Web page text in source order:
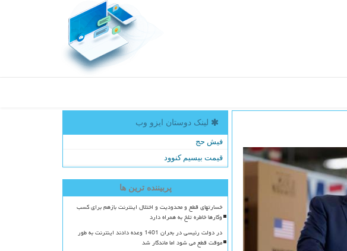
لینک دوستان ایزو وب
فیش حج
قیمت بیسیم کنوود
پربیننده ترین ها
خسارتهای قطع و محدودیت و اختلال اینترنت بازهم برای کسب
وکارها خاطره تلخ به همراه دارد
در دولت رئیسی در بحران 1401 وعده دادند اینترنت به طور
موقت قطع می شود اما ماندگار شد